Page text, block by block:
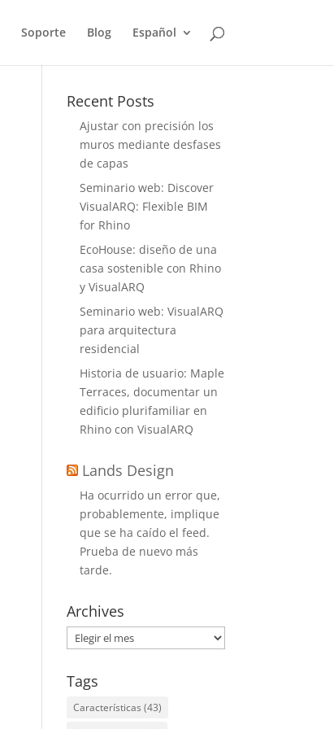
Soporte Blog Español
Recent Posts
Ajustar con precisión los
muros mediante desfases
de capas
Seminario web: Discover
VisualARQ: Flexible BIM
for Rhino
EcoHouse: diseño de una
casa sostenible con Rhino
y VisualARQ
Seminario web: VisualARQ
para arquitectura
residencial
Historia de usuario: Maple
Terraces, documentar un
edificio plurifamiliar en
Rhino con VisualARQ
Lands Design
Ha ocurrido un error que,
probablemente, implique
que se ha caído el feed.
Prueba de nuevo más
tarde.
Archives
Archives
Tags
Características (43)